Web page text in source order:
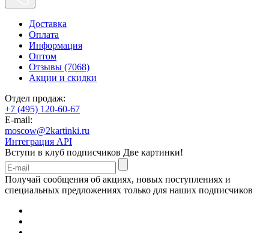
Доставка
Оплата
Информация
Оптом
Отзывы (7068)
Акции и скидки
Отдел продаж:
+7 (495) 120-60-67
E-mail:
moscow@2kartinki.ru
Интеграция API
Вступи в клуб подписчиков Две картинки!
Получай сообщения об акциях, новых поступлениях и
специальных предложениях только для наших подписчиков